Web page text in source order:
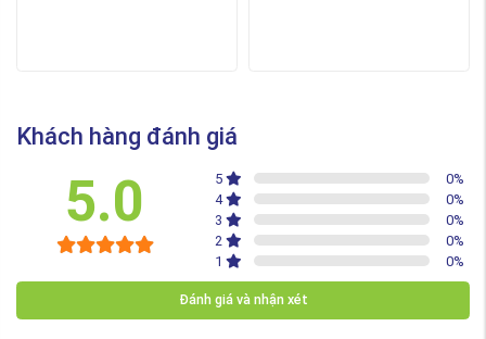
Khách hàng đánh giá
5.0 5 0%
4
0%
3
0%
2
0%
1
0%
Đánh giá và nhận xét